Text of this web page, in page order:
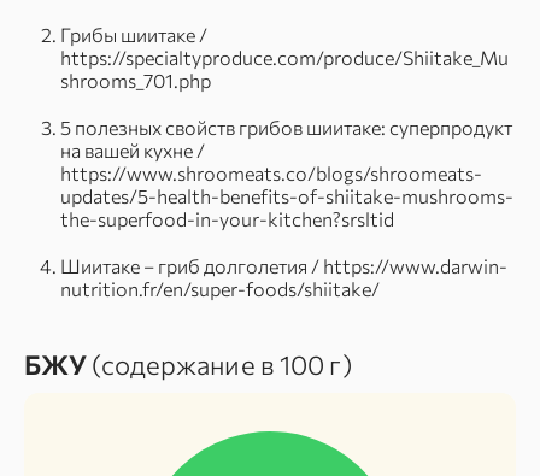
Грибы шиитаке /
https://specialtyproduce.com/produce/Shiitake_Mu
shrooms_701.php
5 полезных свойств грибов шиитаке: суперпродукт
на вашей кухне /
https://www.shroomeats.co/blogs/shroomeats-
updates/5-health-benefits-of-shiitake-mushrooms-
the-superfood-in-your-kitchen?srsltid
Шиитаке – гриб долголетия / https://www.darwin-
nutrition.fr/en/super-foods/shiitake/
БЖУ(содержание в 100 г)